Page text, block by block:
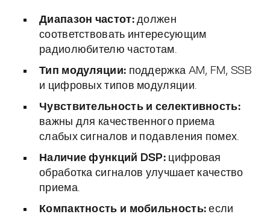
Диапазон частот:должен
соответствовать интересующим
радиолюбителю частотам.
Тип модуляции: поддержка AM, FM, SSB
и цифровых типов модуляции.
Чувствительность и селективность:
важны для качественного приема
слабых сигналов и подавления помех.
Наличие функций DSP: цифровая
обработка сигналов улучшает качество
приема.
Компактность и мобильность: если